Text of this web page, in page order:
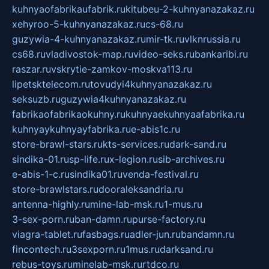
kuhnyaofabrikaufabrik.rukitubeu-2-kuhnyanazakaz.ru
xehyroo-5-kuhnyanazakaz.rucs-68.ru
guzywia-4-kuhnyanazakaz.rumir-tk.ruvlknrussia.ru
cs68.ruvladivostok-map.ruvideo-seks.rubankaribi.ru
raszar.ruvskrytie-zamkov-moskva113.ru
lipetsktelecom.rutovudyi4kuhnyanazakaz.ru
seksuzb.ruguzywia4kuhnyanazakaz.ru
fabrikaofabrikaokuhny.rukuhnyaekuhnyaafabrika.ru
kuhnyaykuhnyayfabrika.rue-abis1c.ru
store-brawl-stars.rukts-services.rudark-sand.ru
sindika-01.rusp-life.rux-legion.rusib-archives.ru
e-abis-1-c.rusindika01.ruvenda-festival.ru
store-brawlstars.rudooraleksandria.ru
antenna-highly.rumine-lab-msk.ru1-mus.ru
3-sex-porn.ruban-damn.rupurse-factory.ru
viagra-tablet.rufasbags.ruadler-jun.rubandamn.ru
fincontech.ru3sexporn.ru1mus.rudarksand.ru
rebus-toys.ruminelab-msk.rurtdco.ru